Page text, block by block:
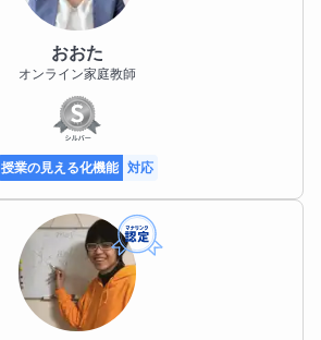
おおた
オンライン家庭教師
授業の見える化機能 対応